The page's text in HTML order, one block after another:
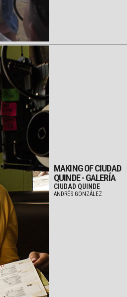
MAKING OF CIUDAD
QUINDE - GALERÍA
CIUDAD QUINDE
ANDRÉS GONZÁLEZ